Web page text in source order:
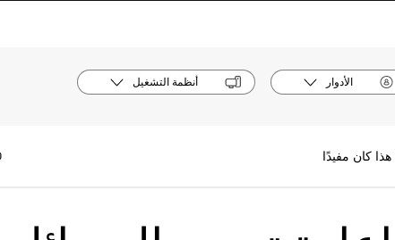
الأدوار أنظمة التشغيل